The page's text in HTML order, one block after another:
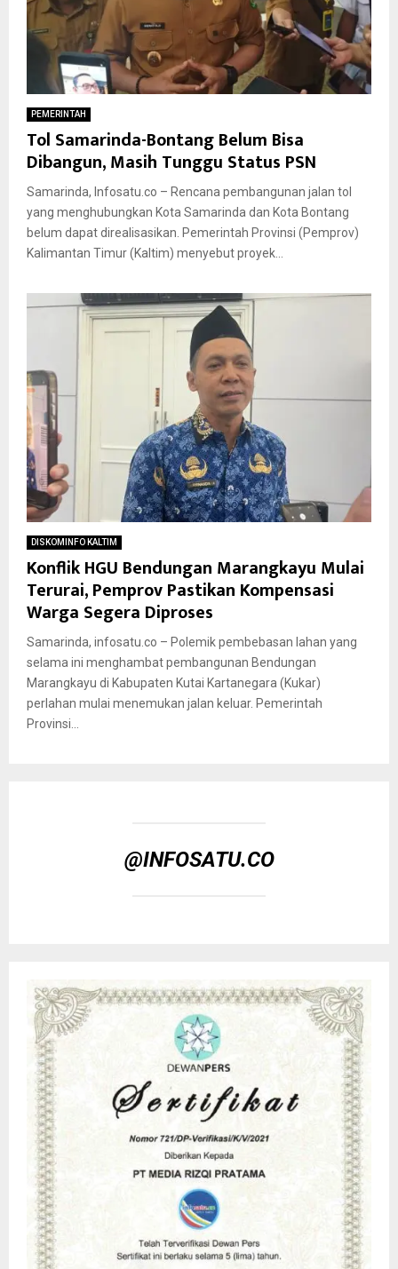
PEMERINTAH
Tol Samarinda-Bontang Belum Bisa
Dibangun, Masih Tunggu Status PSN
Samarinda, Infosatu.co – Rencana pembangunan jalan tol
yang menghubungkan Kota Samarinda dan Kota Bontang
belum dapat direalisasikan. Pemerintah Provinsi (Pemprov)
Kalimantan Timur (Kaltim) menyebut proyek...
DISKOMINFO KALTIM
Konflik HGU Bendungan Marangkayu Mulai
Terurai, Pemprov Pastikan Kompensasi
Warga Segera Diproses
Samarinda, infosatu.co – Polemik pembebasan lahan yang
selama ini menghambat pembangunan Bendungan
Marangkayu di Kabupaten Kutai Kartanegara (Kukar)
perlahan mulai menemukan jalan keluar. Pemerintah
Provinsi...
@INFOSATU.CO